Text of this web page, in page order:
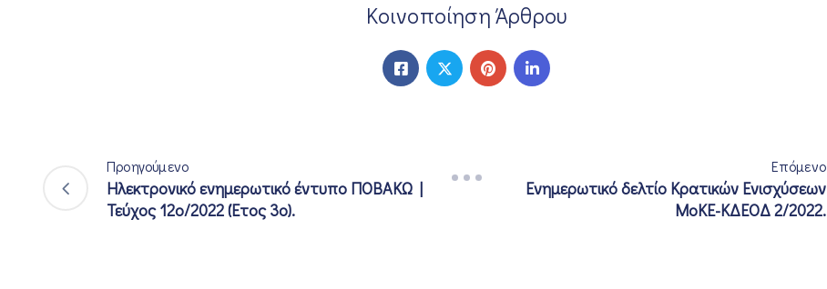
Κοινοποίηση Άρθρου
Προηγούμενο
Ηλεκτρονικό ενημερωτικό έντυπο ΠΟΒΑΚΩ |
Τεύχος 12ο/2022 (Έτος 3ο).
Επόμενο
Eνημερωτικό δελτίο Κρατικών Ενισχύσεων
ΜοΚΕ-ΚΔΕΟΔ 2/2022.